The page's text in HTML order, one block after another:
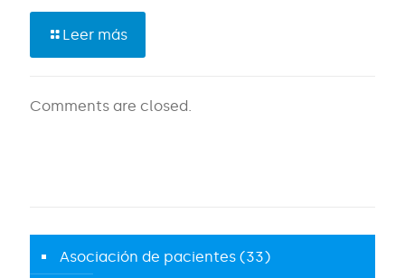
Leer más
Comments are closed.
Asociación de pacientes (33)